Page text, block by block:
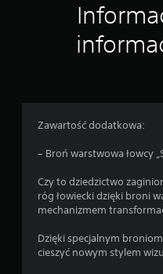
Zawartość dodatkowa:
– Broń warstwowa łowcy
Czy to dziedzictwo
róg łowiecki dzięki broni
mechanizmem
Dzięki specjalnym
cieszyć nowym stylem